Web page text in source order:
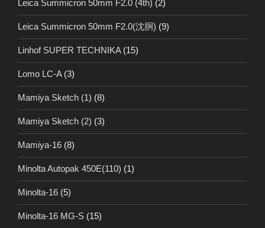
Leica Summicron 50mm F2.0 (4th) (2)
Leica Summicron 50mm F2.0(沈胴) (9)
Linhof SUPER TECHNIKA(15)
Lomo LC-A(3)
Mamiya Sketch (1) (8)
Mamiya Sketch (2) (3)
Mamiya-16 (8)
Minolta Autopak 450E(110) (1)
Minolta-16 (5)
Minolta-16 MG-S (15)